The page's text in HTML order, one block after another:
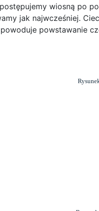
wiosną po
jak najwcześniej.
powstawanie